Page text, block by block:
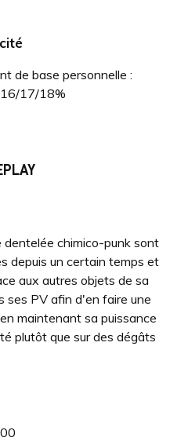
de base personnelle :
17/18%
chimico-punk sont
depuis un certain temps et
aux autres objets de sa
ses PV afin d'en faire une
maintenant sa puissance
plutôt que sur des dégâts